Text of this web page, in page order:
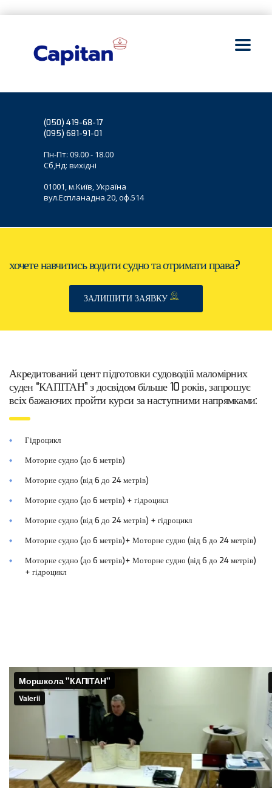
(050) 419-68-17
(095) 681-91-01
Пн-Пт: 09.00 - 18.00
Сб,Нд: вихідні
01001, м.Київ, Україна
вул.Еспланадна 20, оф.514
хочете навчитись водити судно та отримати права?
ЗАЛИШИТИ ЗАЯВКУ
Акредитований цент підготовки судоводіїі маломірних
суден “КАПІТАН” з досвідом більше 10 років, запрошує
всіх бажаючих пройти курси за наступними напрямками:
Гідроцикл
Моторне судно (до 6 метрів)
Моторне судно (від 6 до 24 метрів)
Моторне судно (до 6 метрів) + гідроцикл
Моторне судно (від 6 до 24 метрів) + гідроцикл
Моторне судно (до 6 метрів)+ Моторне судно (від 6 до 24 метрів)
Моторне судно (до 6 метрів)+ Моторне судно (від 6 до 24 метрів)
+ гідроцикл